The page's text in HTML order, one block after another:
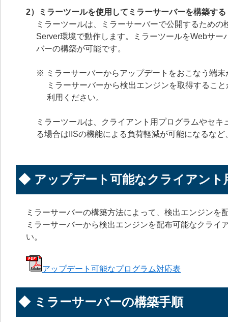
2）ミラーツールを使用してミラーサーバーを構築する
ミラーツールは、ミラーサーバーで公開するため
Server環境で動作します。ミラーツールをWebサ
バーの構築が可能です。
※ ミラーサーバーからアップデートをおこなう端
ミラーサーバーから検出エンジンを取得するこ
利用ください。
ミラーツールは、クライアント用プログラムやセ
る場合はIISの機能による負荷軽減が可能になるな
◆ アップデート可能なクライアント
ミラーサーバーの構築方法によって、検出エンジン
ミラーサーバーから検出エンジンを配布可能なクラ
い。
アップデート可能なプログラム対応表
◆ ミラーサーバーの構築手順